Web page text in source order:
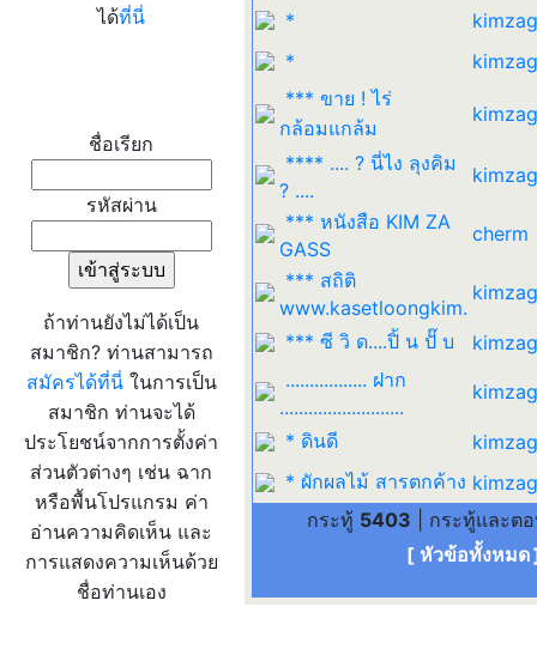
ได้ที่นี่
ชื่อเรียก
รหัสผ่าน
ถ้าท่านยังไม่ได้เป็น
สมาชิก? ท่านสามารถ
สมัครได้ที่นี่ในการเป็น
สมาชิก ท่านจะได้
ประโยชน์จากการตั้งค่า
ส่วนตัวต่างๆ เช่น ฉาก
หรือพื้นโปรแกรม ค่า
อ่านความคิดเห็น และ
การแสดงความเห็นด้วย
ชื่อท่านเอง
*
*
*** ขาย ! ไร่
กล้อมแกล้ม
**** .... ? นี่ไง ลุงคิม
? ....
*** หนังสือ KIM ZA
GASS
cherm
*** สถิติ
www.kasetloongkim.
*** ซี วิ ด....ปิ้ น ปั๊ บ
................. ฝาก
..........................
* ดินดี
* ผักผลไม้ สารตกค้าง
กระทู้ 5403 | กระทู้และต
[ หัวข้อทั้งหมด